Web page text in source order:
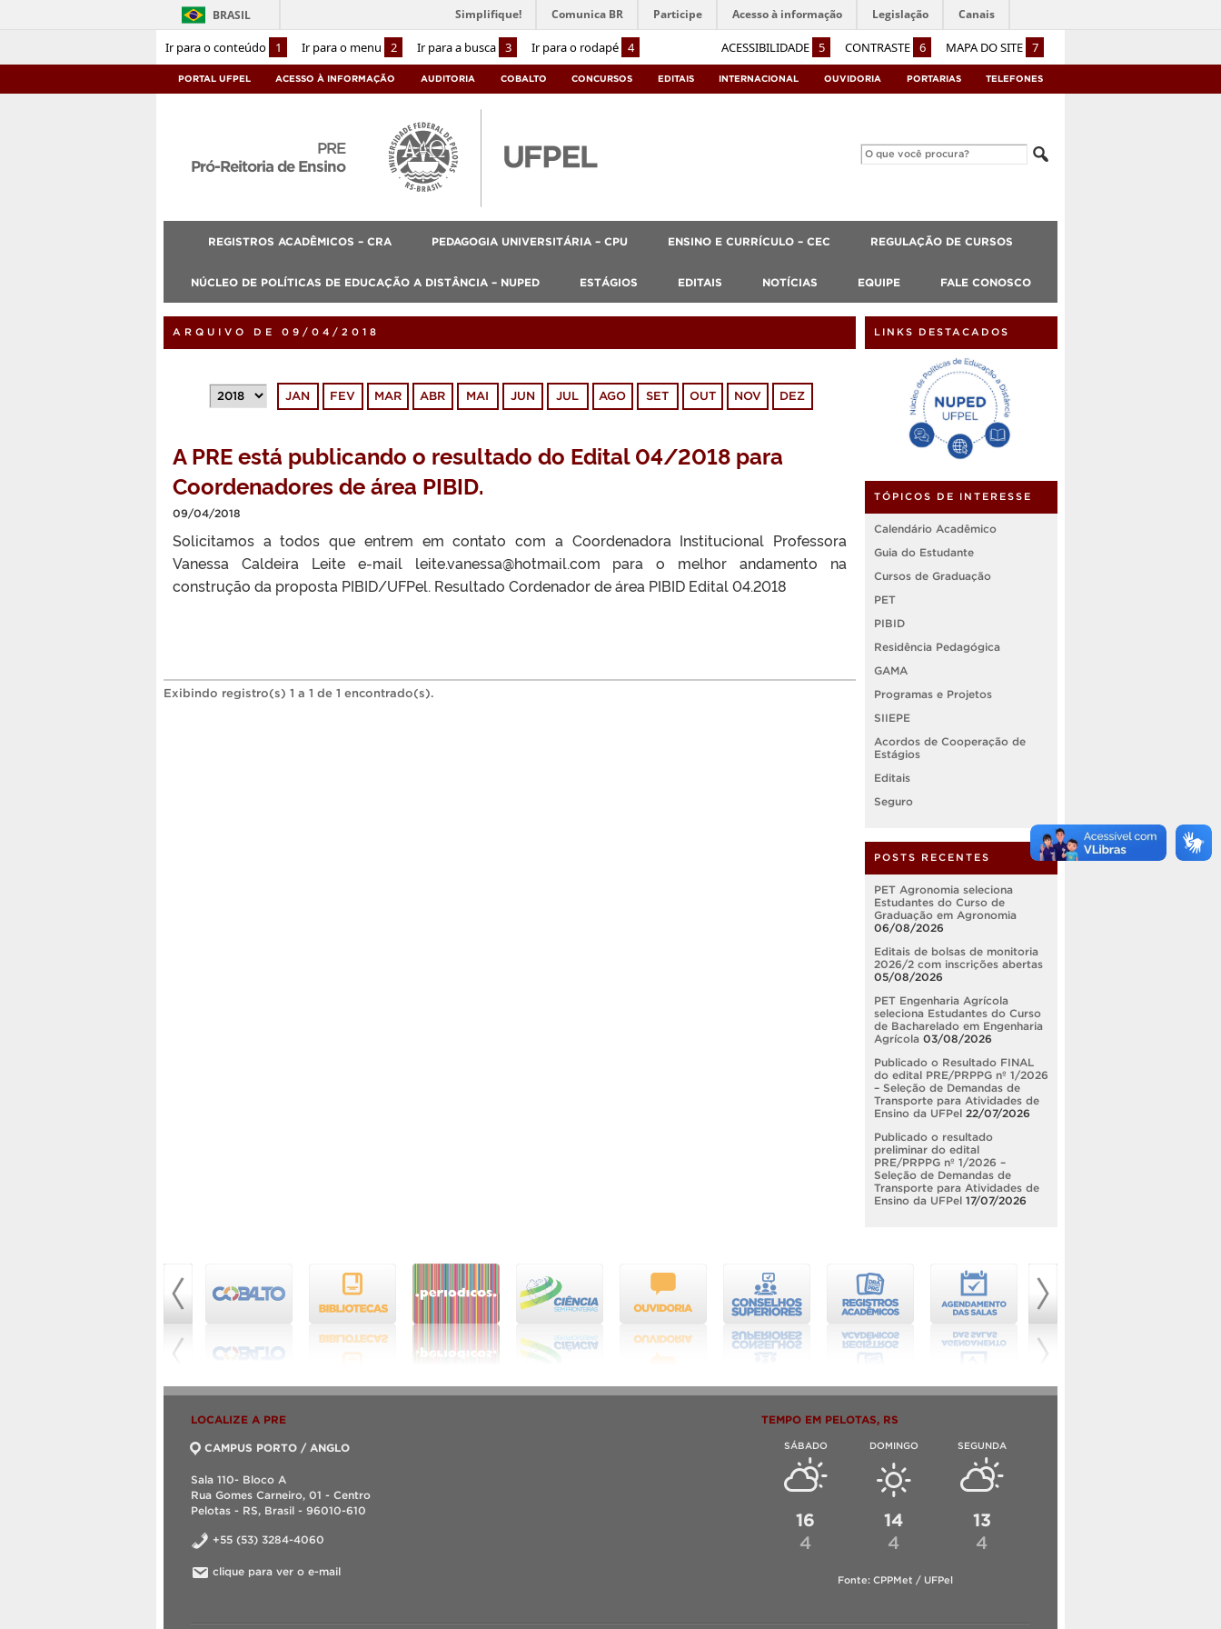
Ir para o conteúdo 1 Ir para o menu 2 Ir para a busca 3 Ir para o rodapé 4 ACESSIBILIDADE 5 CONTRASTE 6 MAPA DO SITE 7
BRASIL Simplifique! Comunica BR Participe Acesso à informação Legislação Canais
PORTAL UFPEL ACESSO À INFORMAÇÃO AUDITORIA COBALTO CONCURSOS EDITAIS INTERNACIONAL OUVIDORIA PORTARIAS TELEFONES
PRE
Pró-Reitoria de Ensino
REGISTROS ACADÊMICOS – CRA PEDAGOGIA UNIVERSITÁRIA – CPU ENSINO E CURRÍCULO – CEC REGULAÇÃO DE CURSOS
NÚCLEO DE POLÍTICAS DE EDUCAÇÃO A DISTÂNCIA – NUPED ESTÁGIOS EDITAIS NOTÍCIAS EQUIPE FALE CONOSCO
ARQUIVO DE 09/04/2018
JAN FEV MAR ABR MAI JUN JUL AGO SET OUT NOV DEZ
A PRE está publicando o resultado do Edital 04/2018 para
Coordenadores de área PIBID.
09/04/2018
Solicitamos a todos que entrem em contato com a Coordenadora Institucional Professora
Vanessa Caldeira Leite e-mail leite.vanessa@hotmail.com para o melhor andamento na
construção da proposta PIBID/UFPel. Resultado Cordenador de área PIBID Edital 04.2018
Exibindo registro(s) 1 a 1 de 1 encontrado(s).
LINKS DESTACADOS
TÓPICOS DE INTERESSE
Calendário Acadêmico
Guia do Estudante
Cursos de Graduação
PET
PIBID
Residência Pedagógica
GAMA
Programas e Projetos
SIIEPE
Acordos de Cooperação de
Estágios
Editais
Seguro
POSTS RECENTES
PET Agronomia seleciona
Estudantes do Curso de
Graduação em Agronomia
06/08/2026
Editais de bolsas de monitoria
2026/2 com inscrições abertas
05/08/2026
PET Engenharia Agrícola
seleciona Estudantes do Curso
de Bacharelado em Engenharia
Agrícola 03/08/2026
Publicado o Resultado FINAL
do edital PRE/PRPPG nº 1/2026
– Seleção de Demandas de
Transporte para Atividades de
Ensino da UFPel 22/07/2026
Publicado o resultado
preliminar do edital
PRE/PRPPG nº 1/2026 –
Seleção de Demandas de
Transporte para Atividades de
Ensino da UFPel 17/07/2026
LOCALIZE A PRE
CAMPUS PORTO / ANGLO
Sala 110- Bloco A
Rua Gomes Carneiro, 01 - Centro
Pelotas - RS, Brasil - 96010-610
+55 (53) 3284-4060
clique para ver o e-mail
TEMPO EM PELOTAS, RS
SÁBADO
16
4
DOMINGO
14
4
SEGUNDA
13
4
Fonte: CPPMet / UFPel